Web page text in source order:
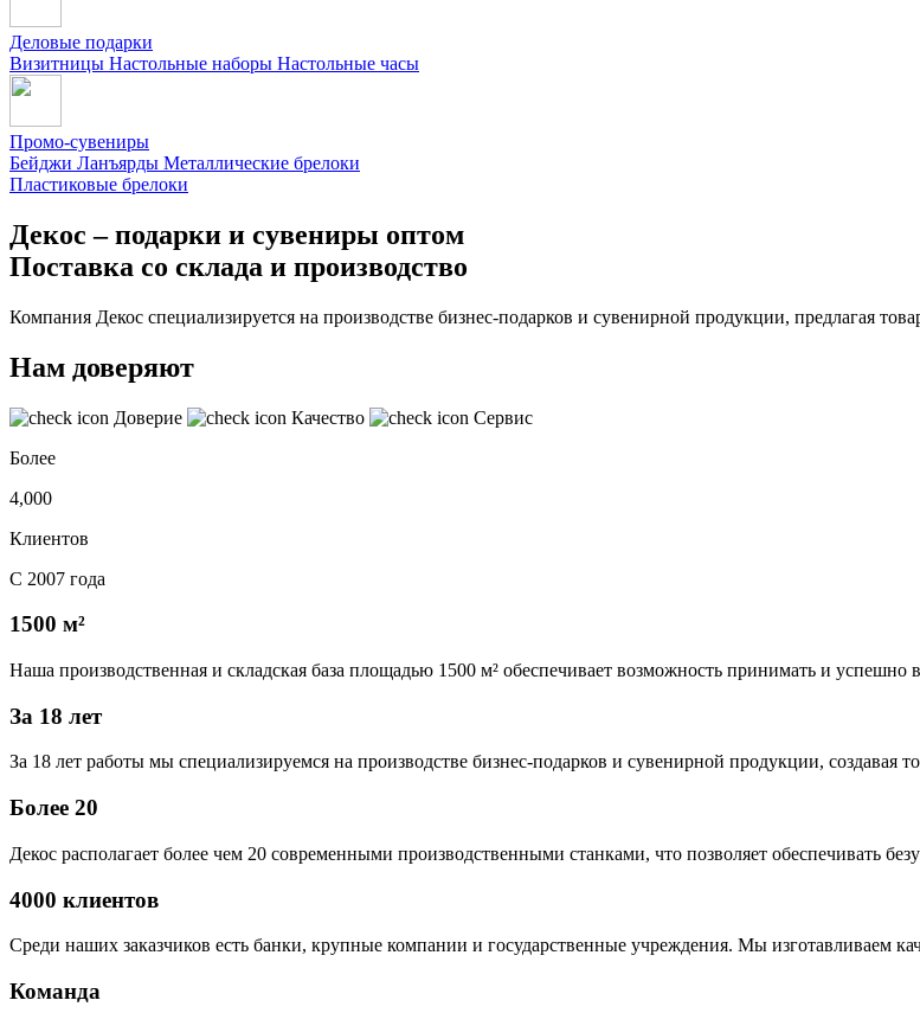
Деловые подарки
Визитницы Настольные наборы Настольные часы
Промо-сувениры
Бейджи Ланъярды Металлические брелоки
Пластиковые брелоки
Декос – подарки и сувениры оптом
Поставка со склада и производство
Компания Декос специализируется на производстве бизнес-подарков и сувенирной продукции, предлагая
Нам доверяют
Доверие Качество
Сервис
Более
4,000
Клиентов
С 2007 года
1500 м²
Наша производственная и складская база площадью 1500 м² обеспечивает возможность принимать и
За 18 лет
За 18 лет работы мы специализируемся на производстве бизнес-подарков и сувенирной продукции, создавая
Более 20
Декос располагает более чем 20 современными производственными станками, что позволяет обеспечивать
4000 клиентов
Среди наших заказчиков есть банки, крупные компании и государственные учреждения. Мы изготавливаем
Команда